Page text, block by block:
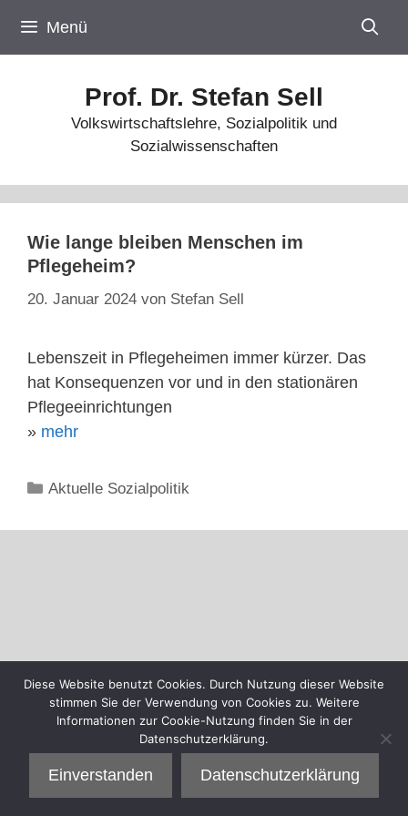
Inhalt
springen
Menü
Prof. Dr. Stefan Sell
Volkswirtschaftslehre, Sozialpolitik und
Sozialwissenschaften
Wie lange bleiben Menschen im
Pflegeheim?
20. Januar 2024 von Stefan Sell
Lebenszeit in Pflegeheimen immer kürzer. Das
hat Konsequenzen vor und in den stationären
Pflegeeinrichtungen
» mehr
Kategorien
Aktuelle Sozialpolitik
Diese Website benutzt Cookies. Durch Nutzung dieser Website
stimmen Sie der Verwendung von Cookies zu. Weitere
Informationen zur Cookie-Nutzung finden Sie in der
Datenschutzerklärung.
Einverstanden Datenschutzerklärung